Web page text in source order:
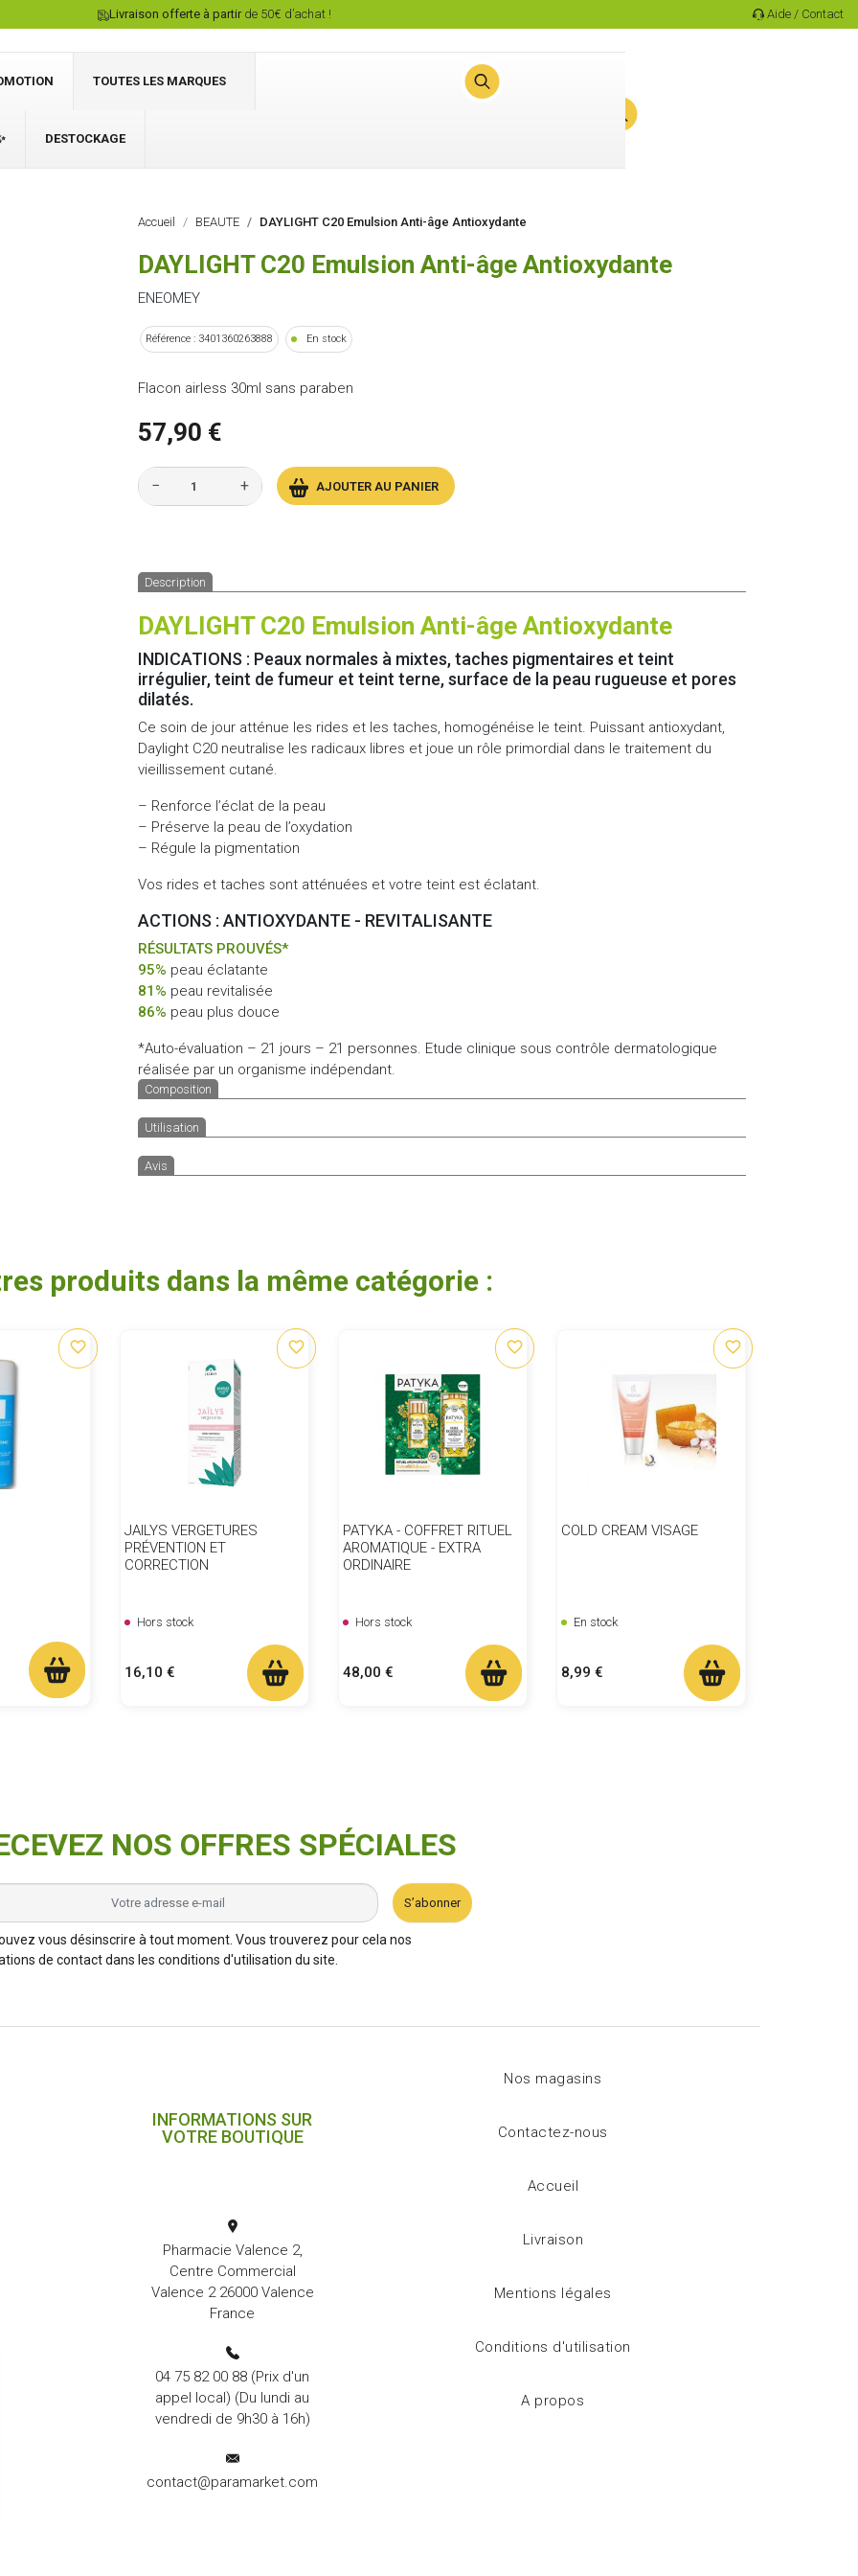
Livraison offerte à partirde 50€ d’achat ! Aide / Contact
TOUTES LES MARQUES
DESTOCKAGE
Accueil BEAUTE DAYLIGHT C20 Emulsion Anti-âge Antioxydante
DAYLIGHT C20 Emulsion Anti-âge Antioxydante
ENEOMEY
Référence : 3401360263888 En stock
Flacon airless 30ml sans paraben
57,90 €
− + AJOUTER AU PANIER
Description
DAYLIGHT C20 Emulsion Anti-âge Antioxydante
INDICATIONS : Peaux normales à mixtes, taches pigmentaires et teint
irrégulier, teint de fumeur et teint terne, surface de la peau rugueuse et pores
dilatés.
Ce soin de jour atténue les rides et les taches, homogénéise le teint. Puissant antioxydant,
Daylight C20 neutralise les radicaux libres et joue un rôle primordial dans le traitement du
vieillissement cutané.
– Renforce l’éclat de la peau
– Préserve la peau de l’oxydation
– Régule la pigmentation
Vos rides et taches sont atténuées et votre teint est éclatant.
ACTIONS : ANTIOXYDANTE - REVITALISANTE
RÉSULTATS PROUVÉS*
95% peau éclatante
81% peau revitalisée
86% peau plus douce
*Auto-évaluation – 21 jours – 21 personnes. Etude clinique sous contrôle dermatologique
réalisée par un organisme indépendant.
Composition
Utilisation
Avis
produits dans la même catégorie :
favorite_border
JAILYS VERGETURES
PRÉVENTION ET
CORRECTION
favorite_border
Hors stock
Prix
16,10 €
PATYKA - COFFRET RITUEL
AROMATIQUE - EXTRA
ORDINAIRE
favorite_border
Hors stock
Prix
48,00 €
COLD CREAM VISAGE
favorite_border
En stock
Prix
8,99 €
NOS OFFRES SPÉCIALES
S’abonner
vous désinscrire à tout moment. Vous trouverez pour cela nos
de contact dans les conditions d'utilisation du site.
INFORMATIONS SUR
VOTRE BOUTIQUE
Pharmacie Valence 2,
Centre Commercial
Valence 2 26000 Valence
France
04 75 82 00 88 (Prix d'un
appel local) (Du lundi au
vendredi de 9h30 à 16h)
contact@paramarket.com
Nos magasins
Contactez-nous
Accueil
Livraison
Mentions légales
Conditions d'utilisation
A propos